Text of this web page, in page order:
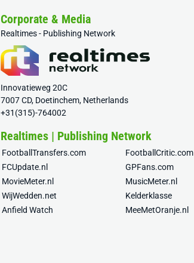
Corporate & Media
Realtimes - Publishing Network
Innovatieweg 20C
7007 CD, Doetinchem, Netherlands
+31(315)-764002
Realtimes | Publishing Network
FootballTransfers.com
FootballCritic.com
FCUpdate.nl
GPFans.com
MovieMeter.nl
MusicMeter.nl
WijWedden.net
Kelderklasse
Anfield Watch
MeeMetOranje.nl